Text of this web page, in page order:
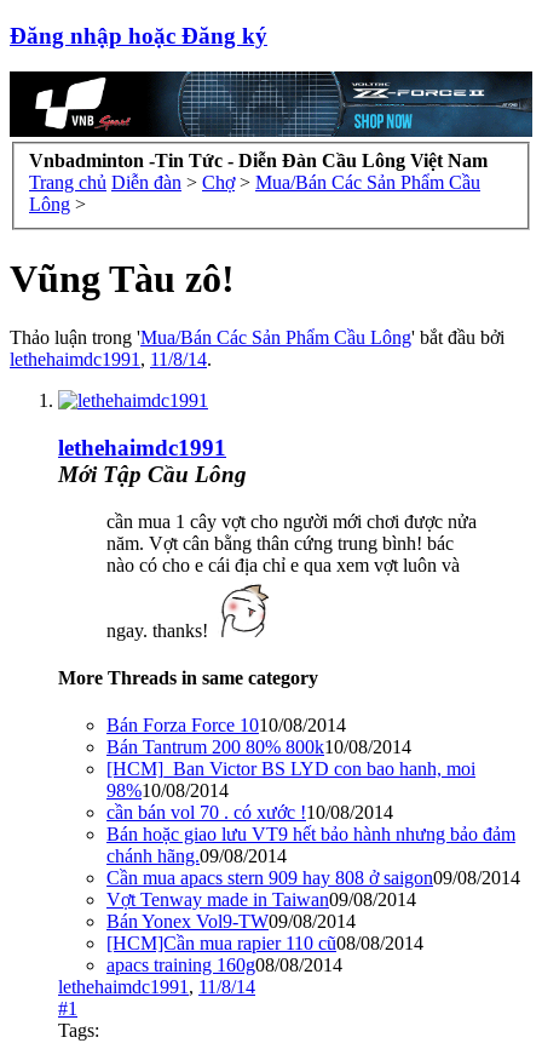
Đăng nhập hoặc Đăng ký
Vnbadminton -Tin Tức - Diễn Đàn Cầu Lông Việt Nam
Trang chủ Diễn đàn > Chợ > Mua/Bán Các Sản Phẩm Cầu
Lông >
Vũng Tàu zô!
Thảo luận trong 'Mua/Bán Các Sản Phẩm Cầu Lông' bắt đầu bởi
lethehaimdc1991 , 11/8/14.
lethehaimdc1991
Mới Tập Cầu Lông
cần mua 1 cây vợt cho người mới chơi được nửa
năm. Vợt cân bằng thân cứng trung bình! bác
nào có cho e cái địa chỉ e qua xem vợt luôn và
ngay. thanks!
More Threads in same category
Bán Forza Force 1010/08/2014
Bán Tantrum 200 80% 800k10/08/2014
[HCM]_Ban Victor BS LYD con bao hanh, moi
98%10/08/2014
cần bán vol 70 . có xước !10/08/2014
Bán hoặc giao lưu VT9 hết bảo hành nhưng bảo đảm
chánh hãng.09/08/2014
Cần mua apacs stern 909 hay 808 ở saigon09/08/2014
Vợt Tenway made in Taiwan09/08/2014
Bán Yonex Vol9-TW09/08/2014
[HCM]Cần mua rapier 110 cũ08/08/2014
apacs training 160g08/08/2014
lethehaimdc1991 , 11/8/14
#1
Tags: